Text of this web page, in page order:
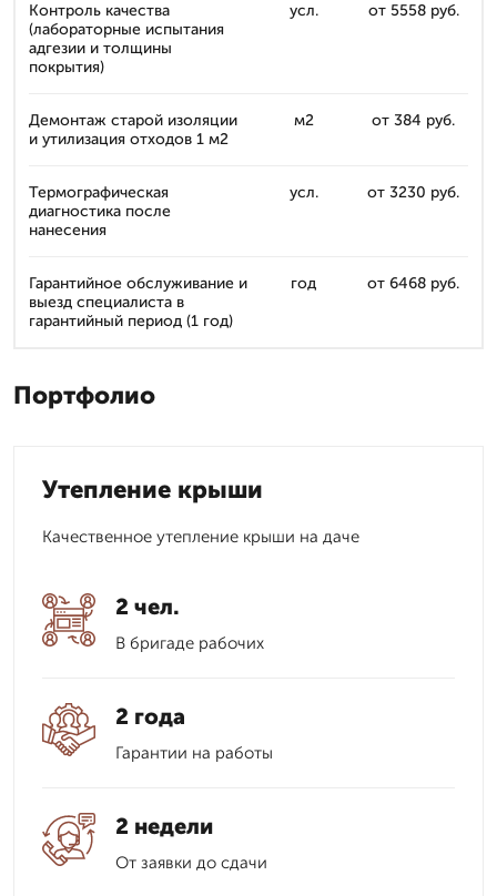
Контроль качества
(лабораторные испытания
адгезии и толщины
покрытия)
усл. от 5558 руб.
Демонтаж старой изоляции
и утилизация отходов 1 м2
м2 от 384 руб.
Термографическая
диагностика после
нанесения
усл. от 3230 руб.
Гарантийное обслуживание и
выезд специалиста в
гарантийный период (1 год)
год от 6468 руб.
Портфолио
Утепление крыши
Качественное утепление крыши на даче
2 чел.
В бригаде рабочих
2 года
Гарантии на работы
2 недели
От заявки до сдачи